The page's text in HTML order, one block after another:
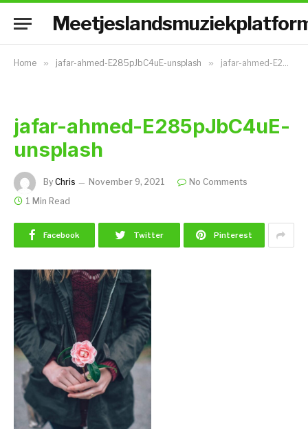
Home » jafar-ahmed-E285pJbC4uE-unsplash » jafar-ahmed-E285pJbC4uE-unsplash
jafar-ahmed-E285pJbC4uE-
unsplash
By Chris November 9, 2021
No Comments
1 Min Read
Facebook Twitter Pinterest